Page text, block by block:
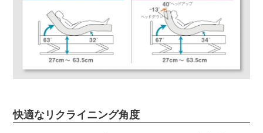
快適なリクライニング角度